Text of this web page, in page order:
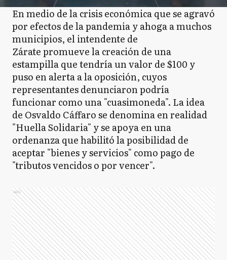
En medio de la crisis económica que se agravó
por efectos de la pandemia y ahoga a muchos
municipios, el intendente de
Zárate promueve la creación de una
estampilla que tendría un valor de $100 y
puso en alerta a la oposición, cuyos
representantes denunciaron podría
funcionar como una "cuasimoneda". La idea
de Osvaldo Cáffaro se denomina en realidad
"Huella Solidaria" y se apoya en una
ordenanza que habilitó la posibilidad de
aceptar "bienes y servicios" como pago de
"tributos vencidos o por vencer".
Ads